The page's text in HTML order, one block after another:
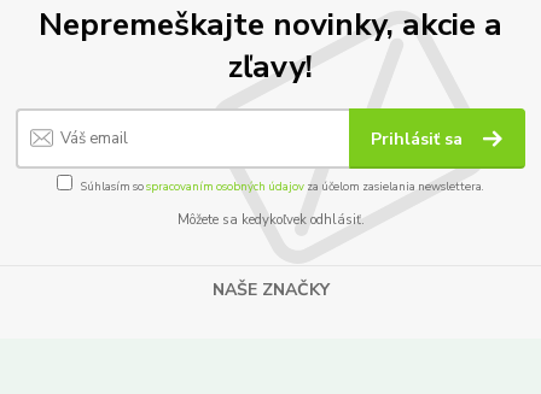
Nepremeškajte novinky, akcie a
zľavy!
Prihlásiť sa
Súhlasím sospracovaním osobných údajov za účelom zasielania newslettera.
Môžete sa kedykoľvek odhlásiť.
NAŠE ZNAČKY